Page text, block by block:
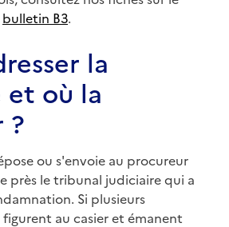
bulletin B3.
la
où la
?
ou s'envoie au procureur
près le tribunal judiciaire qui a
Si plusieurs
au casier et émanent